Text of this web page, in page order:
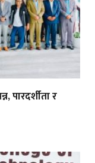
पारदर्शीता र